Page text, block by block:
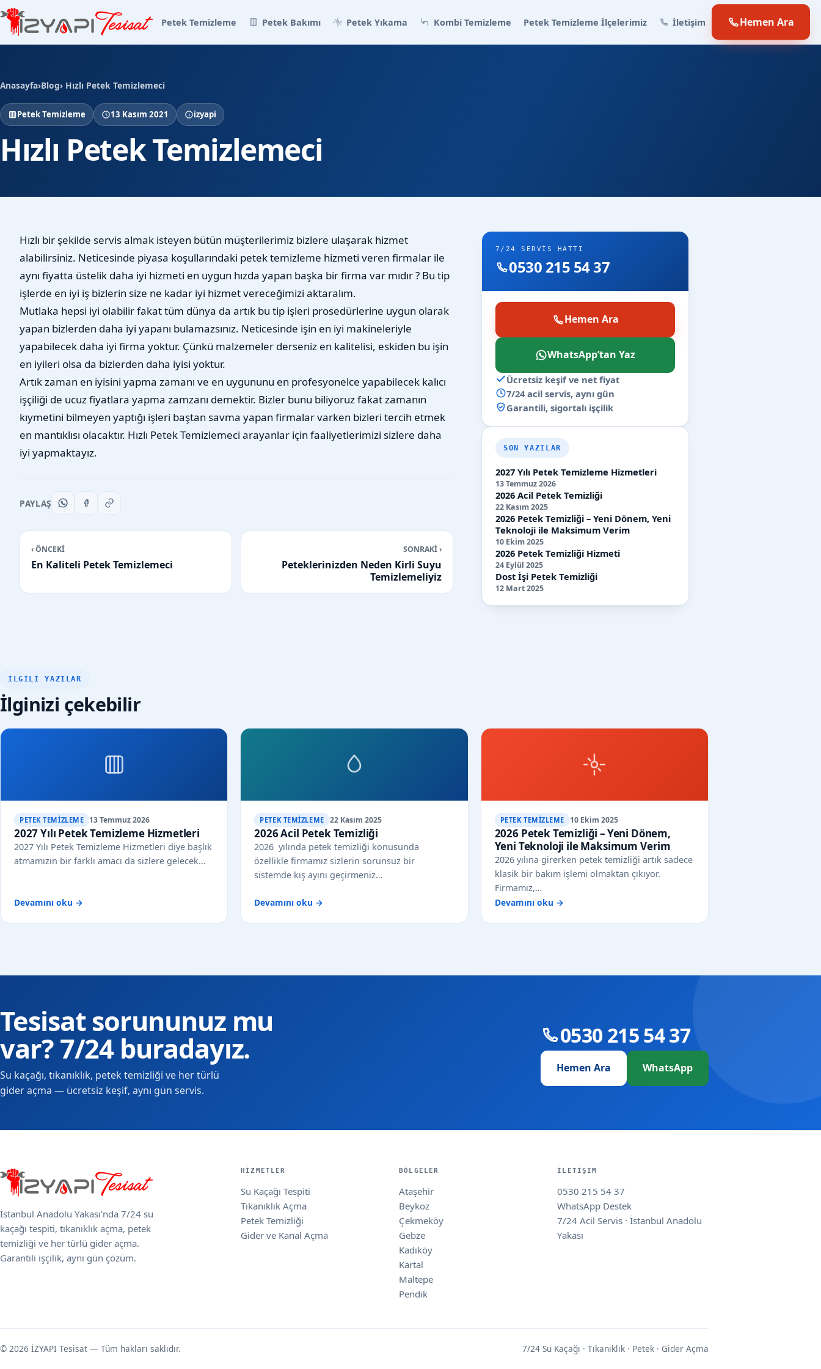
Petek Temizleme Petek Bakımı Petek Yıkama Kombi Temizleme Petek Temizleme İlçelerimiz İletişim Hemen Ara
Anasayfa›Blog› Hızlı Petek Temizlemeci
Petek Temizleme 13 Kasım 2021 izyapi
Hızlı Petek Temizlemeci
Hızlı bir şekilde servis almak isteyen bütün müşterilerimiz bizlere ulaşarak hizmet
alabilirsiniz. Neticesinde piyasa koşullarındaki petek temizleme hizmeti veren firmalar ile
aynı fiyatta üstelik daha iyi hizmeti en uygun hızda yapan başka bir firma var mıdır ? Bu tip
işlerde en iyi iş bizlerin size ne kadar iyi hizmet vereceğimizi aktaralım.
Mutlaka hepsi iyi olabilir fakat tüm dünya da artık bu tip işleri prosedürlerine uygun olarak
yapan bizlerden daha iyi yapanı bulamazsınız. Neticesinde işin en iyi makineleriyle
yapabilecek daha iyi firma yoktur. Çünkü malzemeler derseniz en kalitelisi, eskiden bu işin
en iyileri olsa da bizlerden daha iyisi yoktur.
Artık zaman en iyisini yapma zamanı ve en uygununu en profesyonelce yapabilecek kalıcı
işçiliği de ucuz fiyatlara yapma zamzanı demektir. Bizler bunu biliyoruz fakat zamanın
kıymetini bilmeyen yaptığı işleri baştan savma yapan firmalar varken bizleri tercih etmek
en mantıklısı olacaktır. Hızlı Petek Temizlemeci arayanlar için faaliyetlerimizi sizlere daha
iyi yapmaktayız.
PAYLAŞ
‹ ÖNCEKİ
En Kaliteli Petek Temizlemeci
SONRAKİ ›
Peteklerinizden Neden Kirli Suyu
Temizlemeliyiz
7/24 SERVIS HATTI
0530 215 54 37
Hemen Ara
WhatsApp’tan Yaz
Ücretsiz keşif ve net fiyat
7/24 acil servis, aynı gün
Garantili, sigortalı işçilik
SON YAZILAR
2027 Yılı Petek Temizleme Hizmetleri
13 Temmuz 2026
2026 Acil Petek Temizliği
22 Kasım 2025
2026 Petek Temizliği – Yeni Dönem, Yeni
Teknoloji ile Maksimum Verim
10 Ekim 2025
2026 Petek Temizliği Hizmeti
24 Eylül 2025
Dost İşi Petek Temizliği
12 Mart 2025
İLGILI YAZILAR
İlginizi çekebilir
PETEK TEMIZLEME 13 Temmuz 2026
2027 Yılı Petek Temizleme Hizmetleri
2027 Yılı Petek Temizleme Hizmetleri diye başlık
atmamızın bir farklı amacı da sizlere gelecek…
Devamını oku →
PETEK TEMIZLEME 22 Kasım 2025
2026 Acil Petek Temizliği
2026 yılında petek temizliği konusunda
özellikle firmamız sizlerin sorunsuz bir
sistemde kış ayını geçirmeniz…
Devamını oku →
PETEK TEMIZLEME 10 Ekim 2025
2026 Petek Temizliği – Yeni Dönem,
Yeni Teknoloji ile Maksimum Verim
2026 yılına girerken petek temizliği artık sadece
klasik bir bakım işlemi olmaktan çıkıyor.
Firmamız,…
Devamını oku →
Tesisat sorununuz mu
var? 7/24 buradayız.
Su kaçağı, tıkanıklık, petek temizliği ve her türlü
gider açma — ücretsiz keşif, aynı gün servis.
0530 215 54 37
Hemen Ara WhatsApp
İstanbul Anadolu Yakası’nda 7/24 su
kaçağı tespiti, tıkanıklık açma, petek
temizliği ve her türlü gider açma.
Garantili işçilik, aynı gün çözüm.
HIZMETLER
Su Kaçağı Tespiti
Tıkanıklık Açma
Petek Temizliği
Gider ve Kanal Açma
BÖLGELER
Ataşehir
Beykoz
Çekmeköy
Gebze
Kadıköy
Kartal
Maltepe
Pendik
İLETIŞIM
0530 215 54 37
WhatsApp Destek
7/24 Acil Servis · İstanbul Anadolu
Yakası
© 2026 İZYAPI Tesisat — Tüm hakları saklıdır. 7/24 Su Kaçağı · Tıkanıklık · Petek · Gider Açma